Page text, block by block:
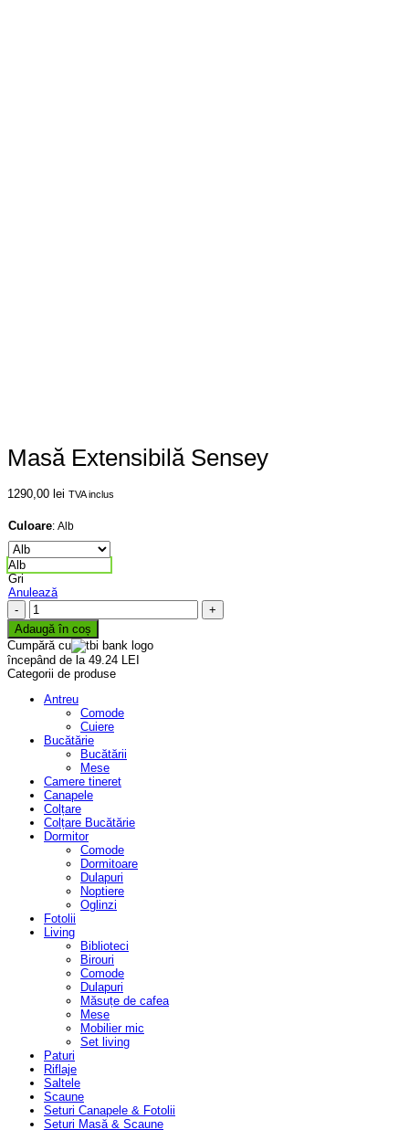
Masă Extensibilă Sensey
1290,00 lei TVA inclus
Culoare: Alb
Alb
Gri
Anulează
Cantitate
Masă
Extensibilă
Sensey
Adaugă în coș
Cumpără cu
începând de la 49.24 LEI
Categorii de produse
Antreu
Comode
Cuiere
Bucătărie
Bucătării
Mese
Camere tineret
Canapele
Colțare
Colțare Bucătărie
Dormitor
Comode
Dormitoare
Dulapuri
Noptiere
Oglinzi
Fotolii
Living
Biblioteci
Birouri
Comode
Dulapuri
Măsuțe de cafea
Mese
Mobilier mic
Set living
Paturi
Riflaje
Saltele
Scaune
Seturi Canapele & Fotolii
Seturi Masă & Scaune